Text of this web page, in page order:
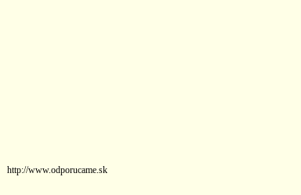
http://www.odporucame.sk